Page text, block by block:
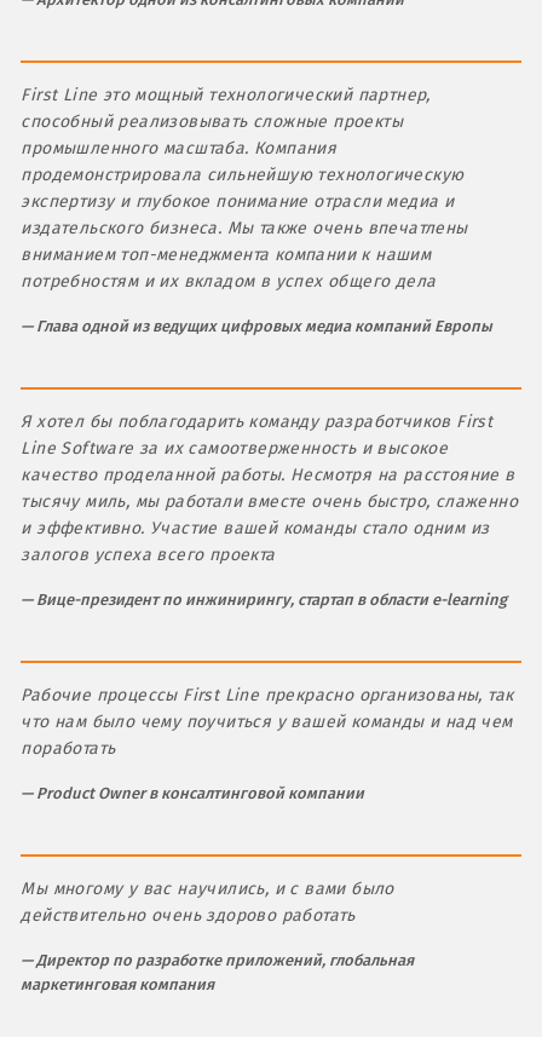
First Line это мощный технологический партнер,
способный реализовывать сложные проекты
промышленного масштаба. Компания
продемонстрировала сильнейшую технологическую
экспертизу и глубокое понимание отрасли медиа и
издательского бизнеса. Мы также очень впечатлены
вниманием топ-менеджмента компании к нашим
потребностям и их вкладом в успех общего дела
Глава одной из ведущих цифровых медиа компаний Европы
Я хотел бы поблагодарить команду разработчиков First
Line Software за их самоотверженность и высокое
качество проделанной работы. Несмотря на расстояние в
тысячу миль, мы работали вместе очень быстро, слаженно
и эффективно. Участие вашей команды стало одним из
залогов успеха всего проекта
Вице-президент по инжинирингу, стартап в области e-learning
Рабочие процессы First Line прекрасно организованы, так
что нам было чему поучиться у вашей команды и над чем
поработать
Product Owner в консалтинговой компании
Мы многому у вас научились, и с вами было
действительно очень здорово работать
Директор по разработке приложений, глобальная
маркетинговая компания